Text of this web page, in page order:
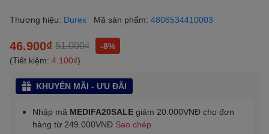
Thương hiệu: Durex Mã sản phẩm: 4806534410003
46.900₫ 51.000₫
-8%
(Tiết kiệm: 4.100₫)
KHUYẾN MÃI - ƯU ĐÃI
Nhập mã MEDIFA20SALE giảm 20.000VNĐ cho đơn
hàng từ 249.000VNĐ Sao chép